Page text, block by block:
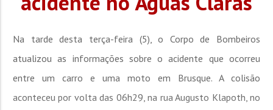
Na tarde desta terça-feira (5), o Corpo de Bombeiros
atualizou as informações sobre o acidente que ocorreu
entre um carro e uma moto em Brusque. A colisão
aconteceu por volta das 06h29, na rua Augusto Klapoth, no